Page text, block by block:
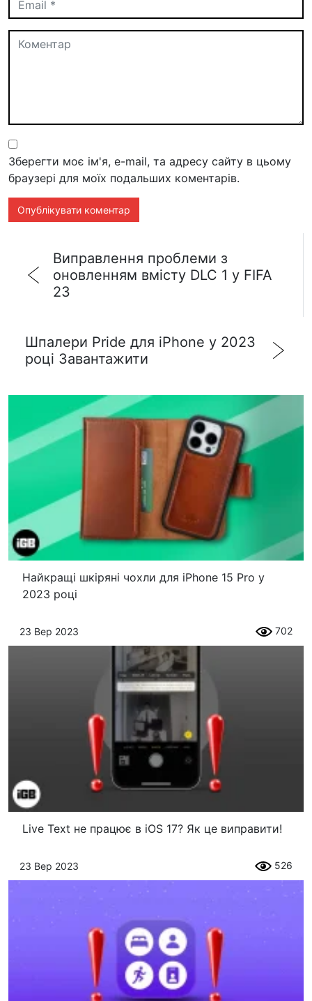
Зберегти моє ім'я, e-mail, та адресу сайту в цьому
браузері для моїх подальших коментарів.
Виправлення проблеми з
оновленням вмісту DLC 1 у FIFA
23
Шпалери Pride для iPhone у 2023
році Завантажити
Найкращі шкіряні чохли для iPhone 15 Pro у
2023 році
23 Вер 2023 702
Live Text не працює в iOS 17? Як це виправити!
23 Вер 2023 526